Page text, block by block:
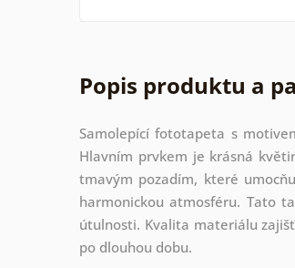
Popis produktu a
Samolepící fototapeta s
Hlavním prvkem je krásná
tmavým pozadím, které
harmonickou atmosféru. Tato
útulnosti. Kvalita materiálu
po dlouhou dobu.